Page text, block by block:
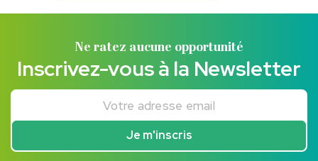
Ne ratez aucune opportunité
Inscrivez-vous à la Newsletter
Votre adresse email
Je m'inscris